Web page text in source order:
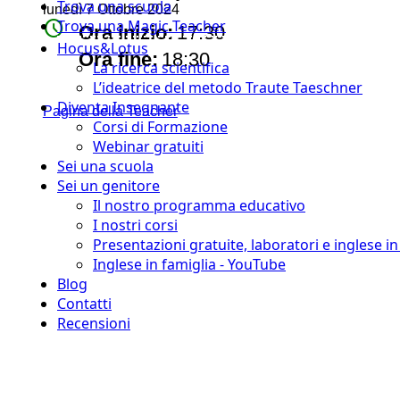
Trova una scuola
Trova una Magic Teacher
Hocus&Lotus
La ricerca scientifica
L’ideatrice del metodo Traute Taeschner
Diventa Insegnante
Corsi di Formazione
Webinar gratuiti
Sei una scuola
Sei un genitore
Il nostro programma educativo
I nostri corsi
Presentazioni gratuite, laboratori e inglese in
Inglese in famiglia - YouTube
Blog
Contatti
Recensioni
lunedì 7 Ottobre 2024
watch_later Ora inizio:17:30
timer Ora fine: 18:30
Pagina della Teacher